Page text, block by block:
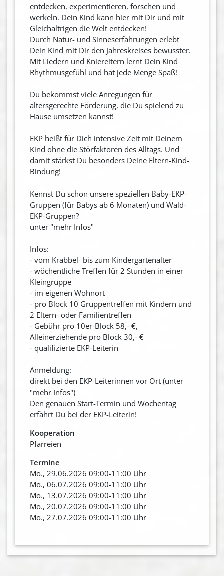
entdecken, experimentieren, forschen und
werkeln. Dein Kind kann hier mit Dir und mit
Gleichaltrigen die Welt entdecken!
Durch Natur- und Sinneserfahrungen erlebt
Dein Kind mit Dir den Jahreskreises bewusster.
Mit Liedern und Kniereitern lernt Dein Kind
Rhythmusgefühl und hat jede Menge Spaß!
Du bekommst viele Anregungen für
altersgerechte Förderung, die Du spielend zu
Hause umsetzen kannst!
EKP heißt für Dich intensive Zeit mit Deinem
Kind ohne die Störfaktoren des Alltags. Und
damit stärkst Du besonders Deine Eltern-Kind-
Bindung!
Kennst Du schon unsere speziellen Baby-EKP-
Gruppen (für Babys ab 6 Monaten) und Wald-
EKP-Gruppen?
unter "mehr Infos"
Infos:
- vom Krabbel- bis zum Kindergartenalter
- wöchentliche Treffen für 2 Stunden in einer
Kleingruppe
- im eigenen Wohnort
- pro Block 10 Gruppentreffen mit Kindern und
2 Eltern- oder Familientreffen
- Gebühr pro 10er-Block 58,- €,
Alleinerziehende pro Block 30,- €
- qualifizierte EKP-Leiterin
Anmeldung:
direkt bei den EKP-Leiterinnen vor Ort (unter
"mehr Infos")
Den genauen Start-Termin und Wochentag
erfährt Du bei der EKP-Leiterin!
Kooperation
Pfarreien
Termine
Mo., 29.06.2026 09:00-11:00 Uhr
Mo., 06.07.2026 09:00-11:00 Uhr
Mo., 13.07.2026 09:00-11:00 Uhr
Mo., 20.07.2026 09:00-11:00 Uhr
Mo., 27.07.2026 09:00-11:00 Uhr